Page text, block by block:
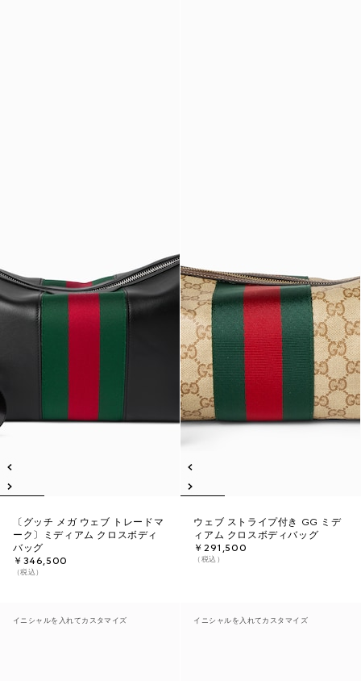
〔グッチ メガ ウェブ トレードマ
ーク〕ミディアム クロスボディ
バッグ
￥346,500
（税込）
ウェブ ストライプ付き GG ミデ
ィアム クロスボディバッグ
￥291,500
（税込）
イニシャルを入れてカスタマイズ イニシャルを入れてカスタマイズ